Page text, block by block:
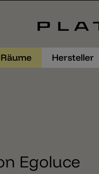
Räume Hersteller
Egoluce